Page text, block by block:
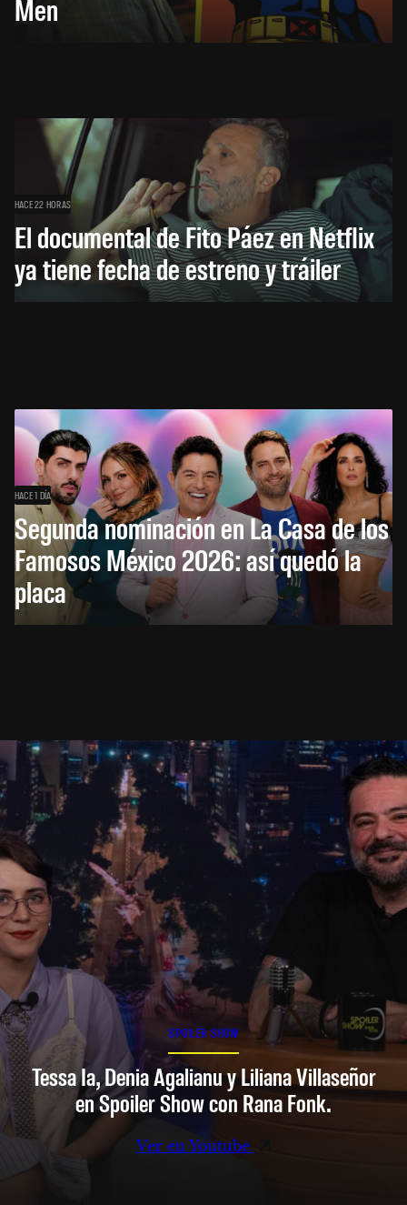
Men
HACE 22 HORAS
El documental de Fito Páez en Netflix
ya tiene fecha de estreno y tráiler
HACE 1 DÍA
Segunda nominación en La Casa de los
Famosos México 2026: así quedó la
placa
SPOILER SHOW
Tessa Ia, Denia Agalianu y Liliana Villaseñor
en Spoiler Show con Rana Fonk.
Ver en Youtube